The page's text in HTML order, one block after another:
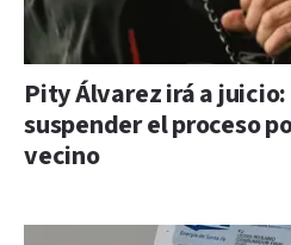
Pity Álvarez irá a
suspender el proceso
vecino